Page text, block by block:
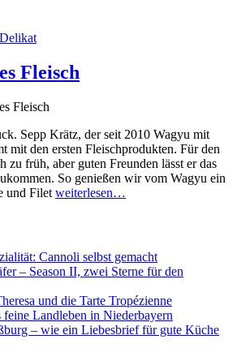
Fleisch
Sepp Krätz, der seit 2010 Wagyu mit
mit den ersten Fleischprodukten. Für den
zu früh, aber guten Freunden lässt er das
So genießen wir vom Wagyu ein
und Filet weiterlesen…
Cannoli selbst gemacht
– Season II, zwei Sterne für den
und die Tarte Tropézienne
feine Landleben in Niederbayern
– wie ein Liebesbrief für gute Küche